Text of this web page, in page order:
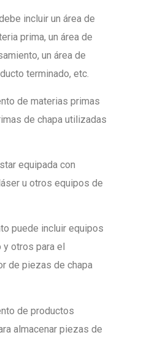
incluir un área de
prima, un área de
un área de
terminado, etc.
de materias primas
de chapa utilizadas
equipada con
u otros equipos de
puede incluir equipos
otros para el
de piezas de chapa
de productos
almacenar piezas de